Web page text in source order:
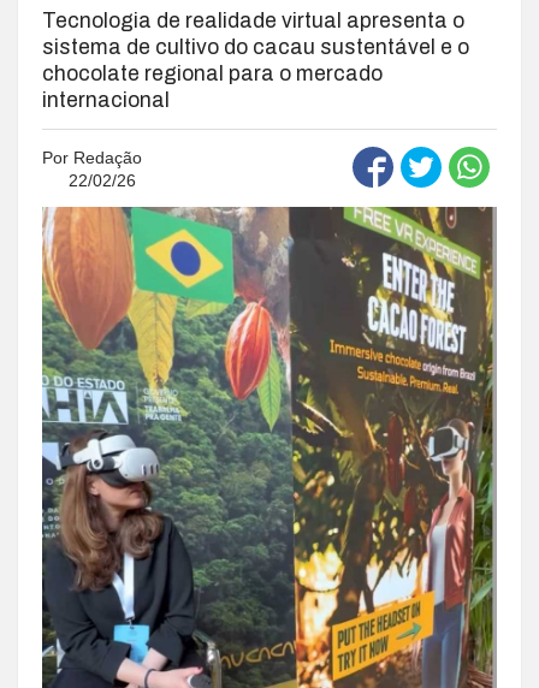
Tecnologia de realidade virtual apresenta o
sistema de cultivo do cacau sustentável e o
chocolate regional para o mercado
internacional
Por Redação
22/02/26